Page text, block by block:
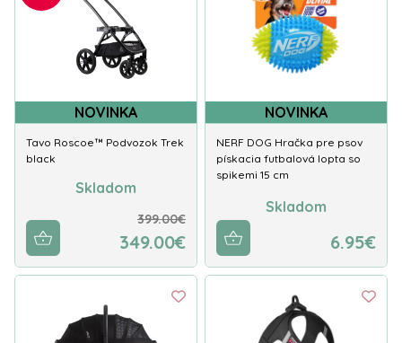
NOVINKA
Tavo Roscoe™ Podvozok Trek
black
Skladom
399.00€
349.00€
NOVINKA
NERF DOG Hračka pre psov
pískacia futbalová lopta so
spikemi 15 cm
Skladom
6.95€